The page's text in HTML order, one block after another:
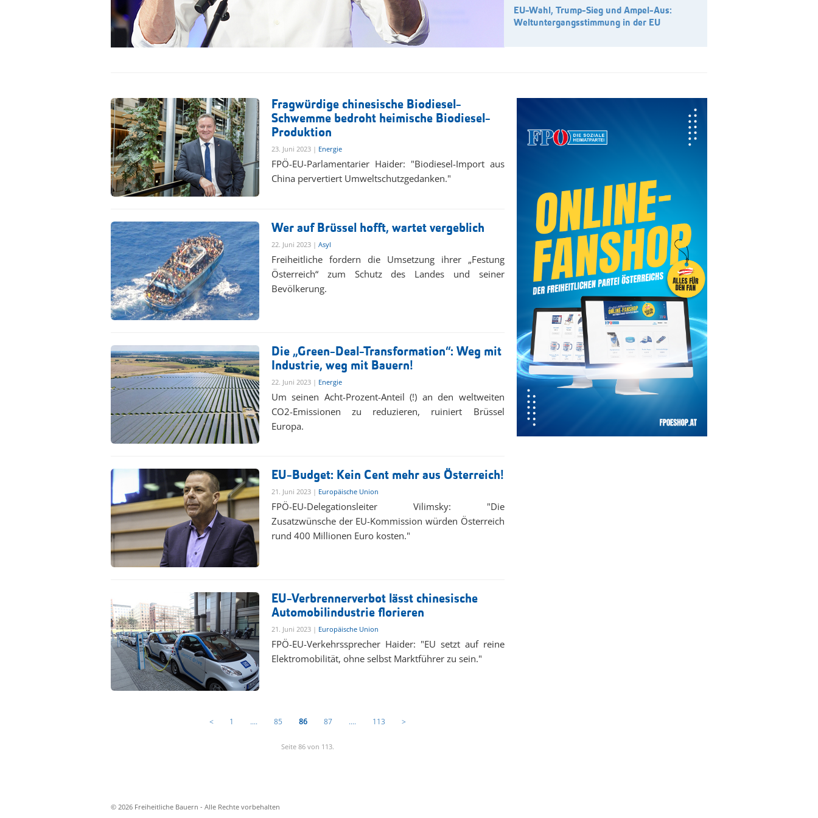
EU-Wahl, Trump-Sieg und Ampel-Aus:
Weltuntergangsstimmung in der EU
Fragwürdige chinesische Biodiesel-
Schwemme bedroht heimische Biodiesel-
Produktion
23. Juni 2023 | Energie
FPÖ-EU-Parlamentarier Haider: "Biodiesel-Import aus
China pervertiert Umweltschutzgedanken."
Wer auf Brüssel hofft, wartet vergeblich
22. Juni 2023 | Asyl
Freiheitliche fordern die Umsetzung ihrer „Festung
Österreich“ zum Schutz des Landes und seiner
Bevölkerung.
Die „Green-Deal-Transformation“: Weg mit
Industrie, weg mit Bauern!
22. Juni 2023 | Energie
Um seinen Acht-Prozent-Anteil (!) an den weltweiten
CO2-Emissionen zu reduzieren, ruiniert Brüssel
Europa.
EU-Budget: Kein Cent mehr aus Österreich!
21. Juni 2023 | Europäische Union
FPÖ-EU-Delegationsleiter Vilimsky: "Die
Zusatzwünsche der EU-Kommission würden Österreich
rund 400 Millionen Euro kosten."
EU-Verbrennerverbot lässt chinesische
Automobilindustrie florieren
21. Juni 2023 | Europäische Union
FPÖ-EU-Verkehrssprecher Haider: "EU setzt auf reine
Elektromobilität, ohne selbst Marktführer zu sein."
< 1 .... 85 86 87 .... 113 >
Seite 86 von 113.
© 2026 Freiheitliche Bauern - Alle Rechte vorbehalten